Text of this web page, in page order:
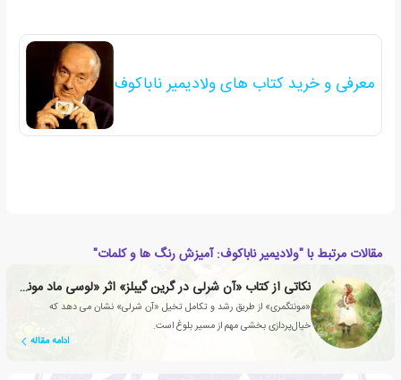
معرفی و خرید کتاب های ولادیمیر ناباکوف
مقالات مرتبط با "ولادیمیر ناباکوف: آمیزش رنگ ها و کلمات"
نکاتی از کتاب «آن شرلی در گرین گیبلز» اثر «لوسی ماد مونتگمری»
«مونتگمری» از طریق رشد و تکامل تخیل «آن شرلی» نشان می دهد که
خیال‌پردازی بخشی مهم از مسیر بلوغ است.
ادامه مقاله